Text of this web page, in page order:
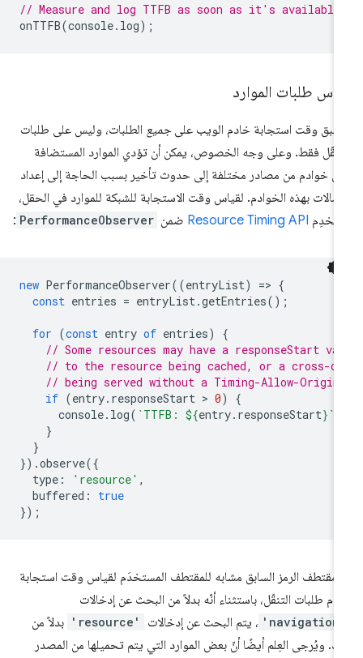
// Measure and log TTFB as soon as it's
onTTFB(console.log
طلبات الموارد
وقت استجابة خادم الويب علىجميعالطلبات، وليس على طلبات
فقط. وعلى وجه الخصوص، يمكن أن تؤدي الموارد المستضافة
خوادم من مصادر مختلفة إلى حدوث تأخير بسبب الحاجة إلى إعداد
بهذه الخوادم. لقياس وقت الاستجابة للشبكة للموارد في الحقل،
Resource Timing APIضمن PerformanceObserver
:
new PerformanceObserver((entryList) =
const entries = entryList.getEntries
for (const entry of entries
// Some resources may have a responseStart
// to the resource being cached, or a cross-
// being served without a Timing-Allow-Origin
if (entry.responseStart > 0
console.log(`TTFB: ${entry.responseStart
}).observe
type : 'resource'
buffered: true
مقتطف الرمز السابق مشابه للمقتطف المستخدَم لقياس وقت استجابة
طلبات التنقّل، باستثناء أنّه بدلاً من البحث عن إدخالات
، يتم البحث عن إدخالات 'resource' بدلاً من
ويُرجى العِلم أيضًا أنّ بعض الموارد التي يتم تحميلها من المصدر